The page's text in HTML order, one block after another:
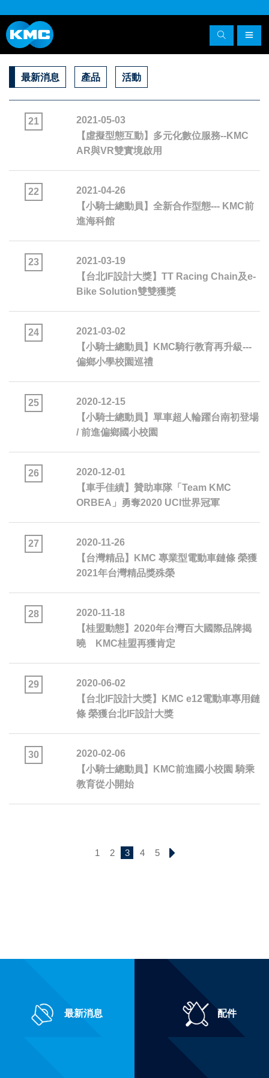
最新消息 產品 活動
21
2021-05-03
【虛擬型態互動】多元化數位服務--KMC
AR與VR雙實境啟用
22
2021-04-26
【小騎士總動員】全新合作型態--- KMC前
進海科館
23
2021-03-19
【台北IF設計大獎】TT Racing Chain及e-
Bike Solution雙雙獲獎
24
2021-03-02
【小騎士總動員】KMC騎行教育再升級---
偏鄉小學校園巡禮
25
2020-12-15
【小騎士總動員】單車超人輪躍台南初登場
/ 前進偏鄉國小校園
26
2020-12-01
【車手佳績】贊助車隊「Team KMC
ORBEA」勇奪2020 UCI世界冠軍
27
2020-11-26
【台灣精品】KMC 專業型電動車鏈條 榮獲
2021年台灣精品獎殊榮
28
2020-11-18
【桂盟動態】2020年台灣百大國際品牌揭
曉 KMC桂盟再獲肯定
29
2020-06-02
【台北IF設計大獎】KMC e12電動車專用鏈
條 榮獲台北IF設計大獎
30
2020-02-06
【小騎士總動員】KMC前進國小校園 騎乘
教育從小開始
1 2 3 4 5
最新消息 配件